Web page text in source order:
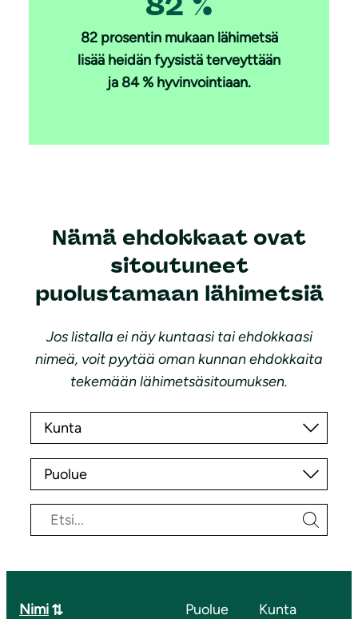
82 prosentin mukaan lähimetsä
lisää heidän fyysistä terveyttään
ja 84 % hyvinvointiaan.
Nämä ehdokkaat ovat
sitoutuneet
puolustamaan lähimetsiä
Jos listalla ei näy kuntaasi tai ehdokkaasi
nimeä, voit pyytää oman kunnan ehdokkaita
tekemään lähimetsäsitoumuksen.
Nimi Puolue Kunta